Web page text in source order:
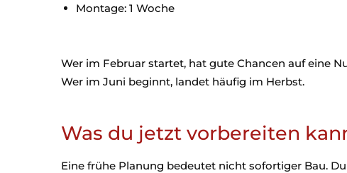
Montage: 1 Woche
Wer im Februar startet, hat gute Chancen auf eine
Wer im Juni beginnt, landet häufig im Herbst.
Was du jetzt vorbereiten
Eine frühe Planung bedeutet nicht sofortiger Bau.